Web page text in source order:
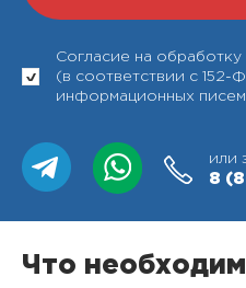
Согласие на
(в соответствии с 152-
информационных писем
или
8
Что